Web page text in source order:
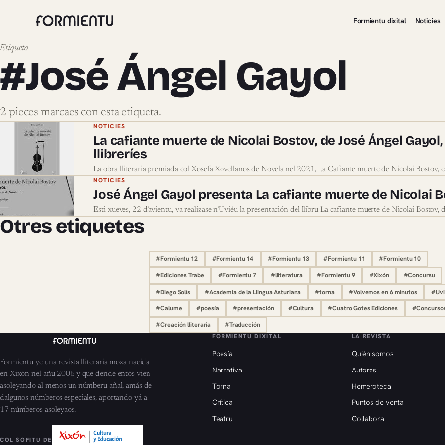
Formientu dixital Noticies
Etiqueta
#José Ángel Gayol
2 pieces marcaes con esta etiqueta.
Pieces marcaes con #José Ángel Gayol
NOTICIES
La cafiante muerte de Nicolai Bostov, de José Ángel
llibreríes
La obra lliteraria premiada col Xosefa Xovellanos de Novela nel 2021, La Cafiante muerte de Nicolai Bostov,
NOTICIES
José Ángel Gayol presenta La cafiante muerte de Nicolai
Esti xueves, 22 d’avientu, va realizase n’Uviéu la presentación del llibru La cafiante muerte de Nicolai Bostov,
Otres etiquetes
#Formientu 12 #Formientu 14 #Formientu 13 #Formientu 11 #Formientu 10
#Ediciones Trabe #Formientu 7 #lliteratura #Formientu 9 #Xixón #Concursu
#Diego Solís #Academia de la Llingua Asturiana #torna #Volvemos en 6 minutos
#Calume #poesía #presentación #Cultura #Cuatro Gotes Ediciones
#Creación lliteraria #Traducción
Formientu ye una revista lliteraria moza nacida
en Xixón nel añu 2006 y que dende entós vien
asoleyando al menos un númberu añal, amás de
dalgunos númberos especiales, aportando yá a
17 númberos asoleyaos.
FORMIENTU DIXITAL
Poesía
Narrativa
Torna
Crítica
Teatru
LA REVISTA
Quién somos
Autores
Hemeroteca
Puntos de venta
Collabora
COL SOFITU DE